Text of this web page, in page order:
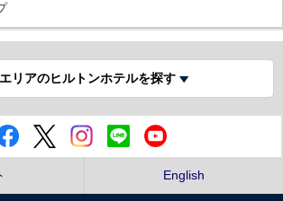
リアのヒルトンホテルを探す
English